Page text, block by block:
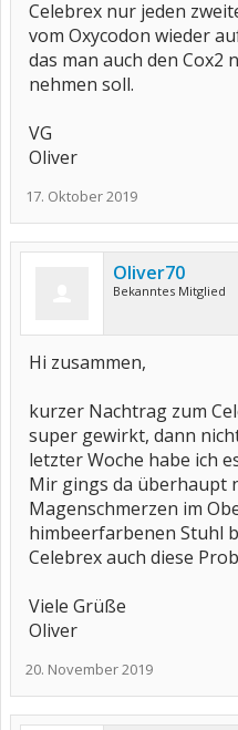
Celebrex nur jeden
vom Oxycodon wieder
das man auch den Cox2
nehmen soll.
VG
Oliver
17. Oktober 2019
Oliver70
Bekanntes Mitglied
Hi zusammen,
kurzer Nachtrag zum
super gewirkt, dann
letzter Woche habe ich
Mir gings da überhaupt
Magenschmerzen im
himbeerfarbenen Stuhl
Celebrex auch diese
Viele Grüße
Oliver
20. November 2019